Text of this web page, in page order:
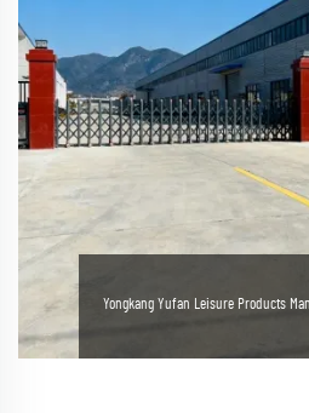
Yongkang Yufan Leisure Products